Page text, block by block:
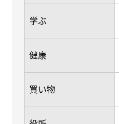
学ぶ
健康
買い物